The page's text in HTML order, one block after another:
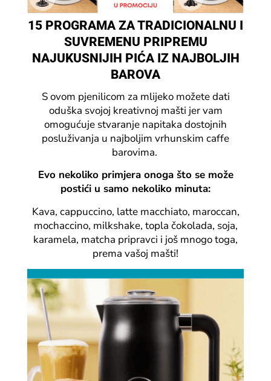
15 PROGRAMA ZA TRADICIONALNU I
SUVREMENU PRIPREMU
NAJUKUSNIJIH PIĆA IZ NAJBOLJIH
BAROVA
S ovom pjenilicom za mlijeko možete dati
oduška svojoj kreativnoj mašti jer vam
omogućuje stvaranje napitaka dostojnih
posluživanja u najboljim vrhunskim caffe
barovima.
Evo nekoliko primjera onoga što se može
postići u samo nekoliko minuta:
Kava, cappuccino, latte macchiato, maroccan,
mochaccino, milkshake, topla čokolada, soja,
karamela, matcha pripravci i još mnogo toga,
prema vašoj mašti!